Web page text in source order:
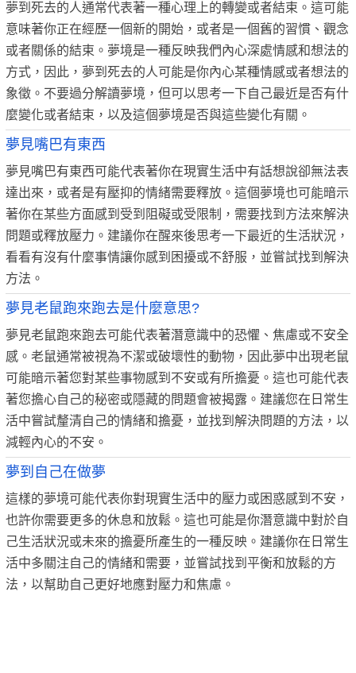
夢到死去的人通常代表著一種心理上的轉變或者結束。這可能
意味著你正在經歷一個新的開始，或者是一個舊的習慣、觀念
或者關係的結束。夢境是一種反映我們內心深處情感和想法的
方式，因此，夢到死去的人可能是你內心某種情感或者想法的
象徵。不要過分解讀夢境，但可以思考一下自己最近是否有什
麼變化或者結束，以及這個夢境是否與這些變化有關。
夢見嘴巴有東西
夢見嘴巴有東西可能代表著你在現實生活中有話想說卻無法表
達出來，或者是有壓抑的情緒需要釋放。這個夢境也可能暗示
著你在某些方面感到受到阻礙或受限制，需要找到方法來解決
問題或釋放壓力。建議你在醒來後思考一下最近的生活狀況，
看看有沒有什麼事情讓你感到困擾或不舒服，並嘗試找到解決
方法。
夢見老鼠跑來跑去是什麼意思?
夢見老鼠跑來跑去可能代表著潛意識中的恐懼、焦慮或不安全
感。老鼠通常被視為不潔或破壞性的動物，因此夢中出現老鼠
可能暗示著您對某些事物感到不安或有所擔憂。這也可能代表
著您擔心自己的秘密或隱藏的問題會被揭露。建議您在日常生
活中嘗試釐清自己的情緒和擔憂，並找到解決問題的方法，以
減輕內心的不安。
夢到自己在做夢
這樣的夢境可能代表你對現實生活中的壓力或困惑感到不安，
也許你需要更多的休息和放鬆。這也可能是你潛意識中對於自
己生活狀況或未來的擔憂所產生的一種反映。建議你在日常生
活中多關注自己的情緒和需要，並嘗試找到平衡和放鬆的方
法，以幫助自己更好地應對壓力和焦慮。